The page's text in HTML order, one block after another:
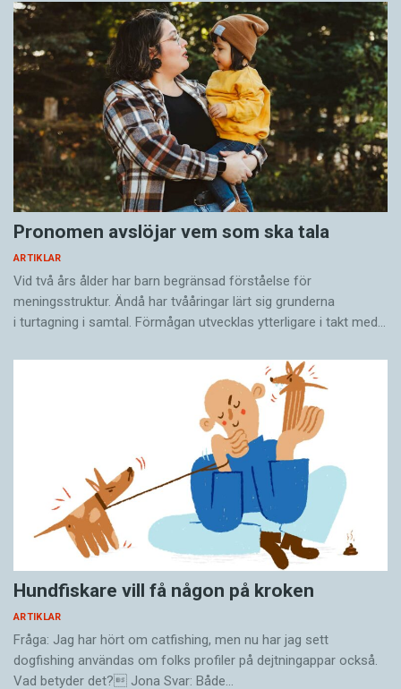
Pronomen avslöjar vem som ska tala
ARTIKLAR
Vid två års ålder har barn begränsad förståelse för
meningsstruktur. Ändå har tvååringar lärt sig grunderna
i turtagning i samtal. Förmågan utvecklas ytterligare i takt med…
Hundfiskare vill få någon på kroken
ARTIKLAR
Fråga: Jag har hört om catfishing, men nu har jag sett
dogfishing användas om folks profiler på dejtningappar också.
Vad betyder det? Jona Svar: Både…